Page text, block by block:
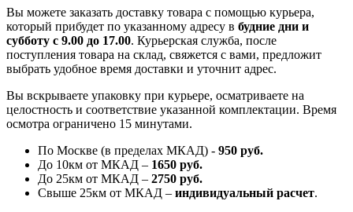
Вы можете заказать доставку товара с помощью курьера,
который прибудет по указанному адресу в будние дни и
субботу с 9.00 до 17.00. Курьерская служба, после
поступления товара на склад, свяжется с вами, предложит
выбрать удобное время доставки и уточнит адрес.
Вы вскрываете упаковку при курьере, осматриваете на
целостность и соответствие указанной комплектации. Время
осмотра ограничено 15 минутами.
По Москве (в пределах МКАД) - 950 руб.
До 10км от МКАД – 1650 руб.
До 25км от МКАД – 2750 руб.
Свыше 25км от МКАД – индивидуальный расчет.